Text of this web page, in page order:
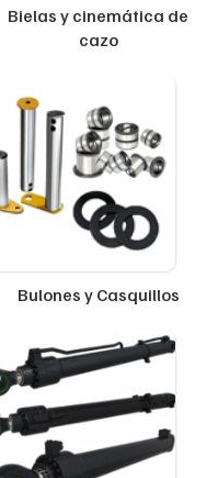
Bielas y cinemática de
cazo
Bulones y Casquillos